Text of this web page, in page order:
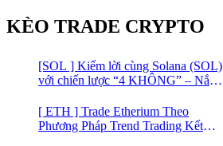
KÈO TRADE CRYPTO
[SOL ] Kiếm lời cùng Solana (SOL)
với chiến lược “4 KHÔNG” – Nắm
lý
[ ETH ] Trade Etherium Theo
Phương Pháp Trend Trading Kết